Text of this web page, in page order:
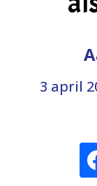
3 april